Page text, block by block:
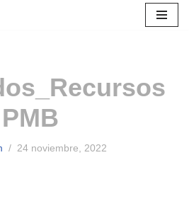
PMB
24 noviembre, 2022